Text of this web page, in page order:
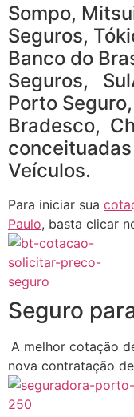
Sompo,
Seguros,
Banco do
Seguros,
Porto
Bradesco,
Veículos.
Para iniciar sua
Paulo, basta clicar
Seguro
A melhor cotação
nova contratação